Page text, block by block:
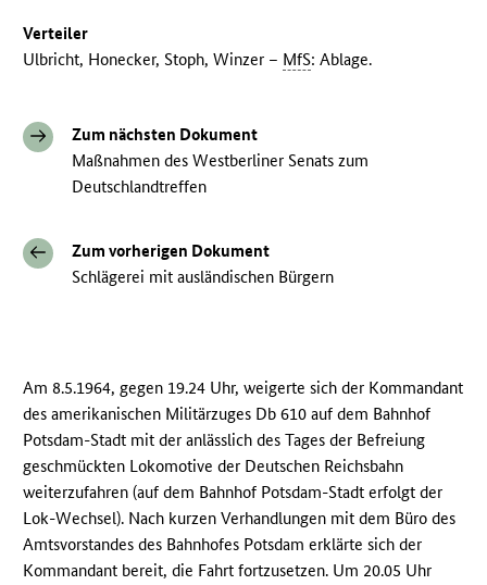
Verteiler
Ulbricht, Honecker, Stoph, Winzer – MfS: Ablage.
Zum nächsten Dokument
Maßnahmen des Westberliner Senats zum
Deutschlandtreffen
Zum vorherigen Dokument
Schlägerei mit ausländischen Bürgern
Am 8.5.1964, gegen 19.24 Uhr, weigerte sich der Kommandant
des amerikanischen Militärzuges Db 610 auf dem Bahnhof
Potsdam-Stadt mit der anlässlich des Tages der Befreiung
geschmückten Lokomotive der Deutschen Reichsbahn
weiterzufahren (auf dem Bahnhof Potsdam-Stadt erfolgt der
Lok-Wechsel). Nach kurzen Verhandlungen mit dem Büro des
Amtsvorstandes des Bahnhofes Potsdam erklärte sich der
Kommandant bereit, die Fahrt fortzusetzen. Um 20.05 Uhr